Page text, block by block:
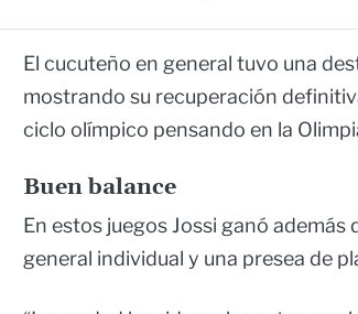
El cucuteño en general tuvo una
mostrando su recuperación
ciclo olímpico pensando en la
Buen balance
En estos juegos Jossi ganó
general individual y una presea de